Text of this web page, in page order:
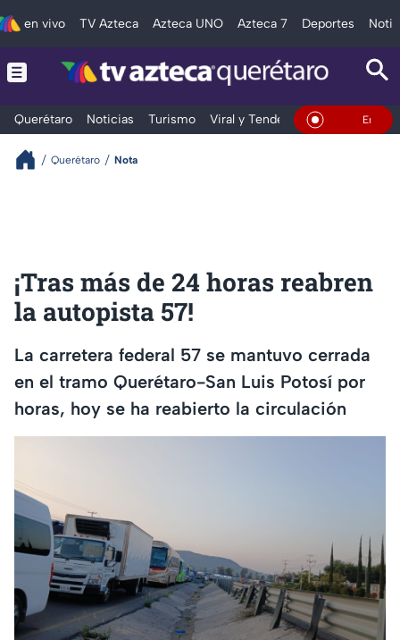
en vivo TV Azteca Azteca UNO Azteca 7 Deportes
Querétaro Noticias Turismo Viral y Tendencia Clima En Vivo
Querétaro Nota
¡Tras más de 24 horas reabren
la autopista 57!
La carretera federal 57 se mantuvo cerrada
en el tramo Querétaro-San Luis Potosí por
horas, hoy se ha reabierto la circulación